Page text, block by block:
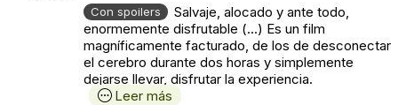
Con spoilers
Salvaje, alocado y ante todo,
enormemente disfrutable (...) Es un film
magníficamente facturado, de los de desconectar
el cerebro durante dos horas y simplemente
dejarse llevar, disfrutar la experiencia.
Leer más